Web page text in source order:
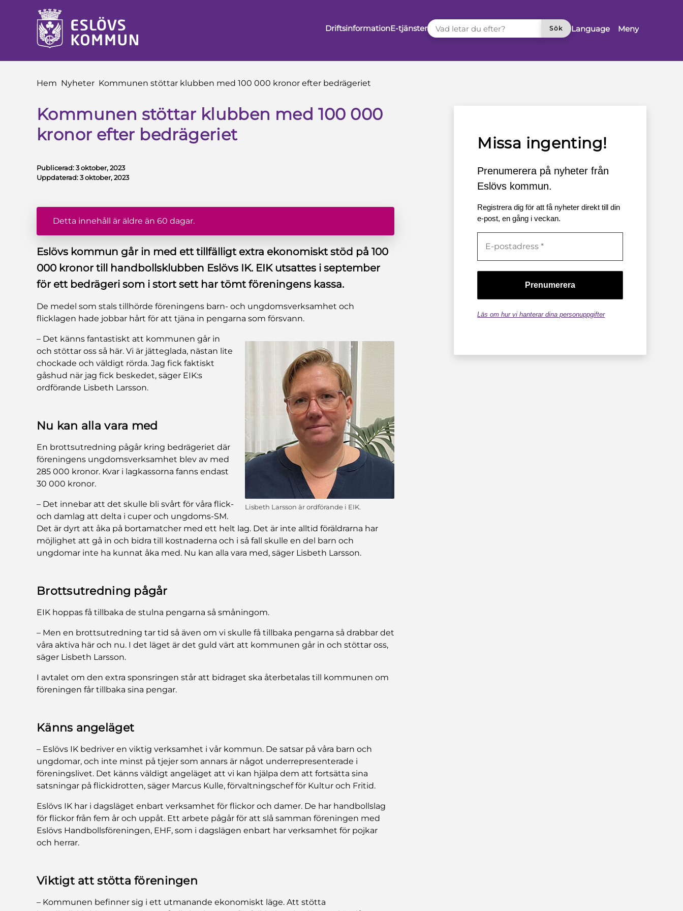
till innehåll
DriftsinformationE-tjänster
VAD LETAR DU EFTER?
Sök
Language Meny
Du är här:
Hem Nyheter Kommunen stöttar klubben med 100 000 kronor efter bedrägeriet
Kommunen stöttar klubben med 100 000
kronor efter bedrägeriet
Publicerad:3 oktober, 2023
Uppdaterad:3 oktober, 2023
Detta innehåll är äldre än 60 dagar.
Eslövs kommun går in med ett tillfälligt extra ekonomiskt stöd på 100
000 kronor till handbollsklubben Eslövs IK. EIK utsattes i september
för ett bedrägeri som i stort sett har tömt föreningens kassa.
De medel som stals tillhörde föreningens barn- och ungdomsverksamhet och
flicklagen hade jobbar hårt för att tjäna in pengarna som försvann.
Lisbeth Larsson är ordförande i EIK.
– Det känns fantastiskt att kommunen går in
och stöttar oss så här. Vi är jätteglada, nästan lite
chockade och väldigt rörda. Jag fick faktiskt
gåshud när jag fick beskedet, säger EIK:s
ordförande Lisbeth Larsson.
Nu kan alla vara med
En brottsutredning pågår kring bedrägeriet där
föreningens ungdomsverksamhet blev av med
285 000 kronor. Kvar i lagkassorna fanns endast
30 000 kronor.
– Det innebar att det skulle bli svårt för våra flick-
och damlag att delta i cuper och ungdoms-SM.
Det är dyrt att åka på bortamatcher med ett helt lag. Det är inte alltid föräldrarna har
möjlighet att gå in och bidra till kostnaderna och i så fall skulle en del barn och
ungdomar inte ha kunnat åka med. Nu kan alla vara med, säger Lisbeth Larsson.
Brottsutredning pågår
EIK hoppas få tillbaka de stulna pengarna så småningom.
– Men en brottsutredning tar tid så även om vi skulle få tillbaka pengarna så drabbar det
våra aktiva här och nu. I det läget är det guld värt att kommunen går in och stöttar oss,
säger Lisbeth Larsson.
I avtalet om den extra sponsringen står att bidraget ska återbetalas till kommunen om
föreningen får tillbaka sina pengar.
Känns angeläget
– Eslövs IK bedriver en viktig verksamhet i vår kommun. De satsar på våra barn och
ungdomar, och inte minst på tjejer som annars är något underrepresenterade i
föreningslivet. Det känns väldigt angeläget att vi kan hjälpa dem att fortsätta sina
satsningar på flickidrotten, säger Marcus Kulle, förvaltningschef för Kultur och Fritid.
Eslövs IK har i dagsläget enbart verksamhet för flickor och damer. De har handbollslag
för flickor från fem år och uppåt. Ett arbete pågår för att slå samman föreningen med
Eslövs Handbollsföreningen, EHF, som i dagslägen enbart har verksamhet för pojkar
och herrar.
Viktigt att stötta föreningen
– Kommunen befinner sig i ett utmanande ekonomiskt läge. Att stötta
Missa ingenting!
Prenumerera på nyheter från
Eslövs kommun.
Registrera dig för att få nyheter direkt till din
e-post, en gång i veckan.
Läs om hur vi hanterar dina personuppgifter